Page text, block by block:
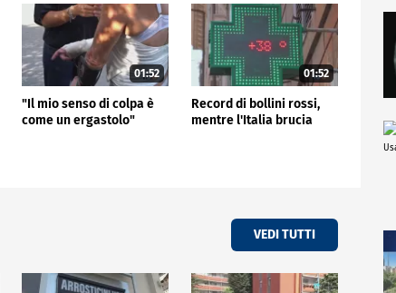
01:52
"Il mio senso di colpa è
come un ergastolo"
01:52
Record di bollini rossi,
mentre l'Italia brucia
VEDI TUTTI